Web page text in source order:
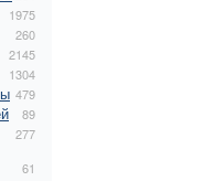
1975
260
2145
1304
479
89
277
61